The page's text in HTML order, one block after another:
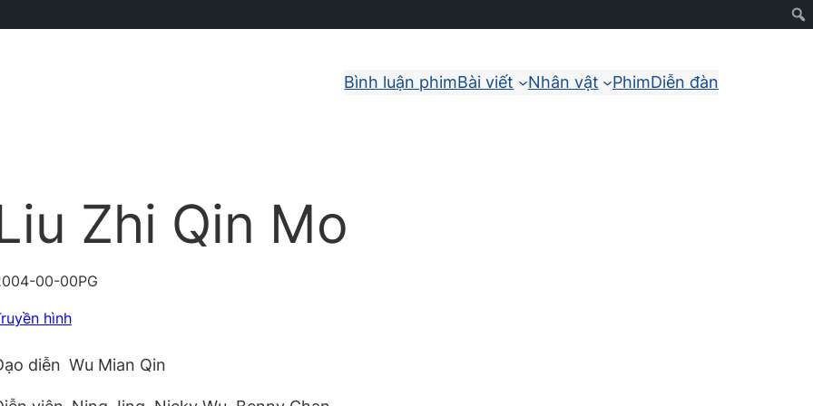
Bình luận phimBài viết Nhân vật PhimDiễn đàn
Zhi Qin Mo
00-00PG
hình
diễn Wu Mian Qin